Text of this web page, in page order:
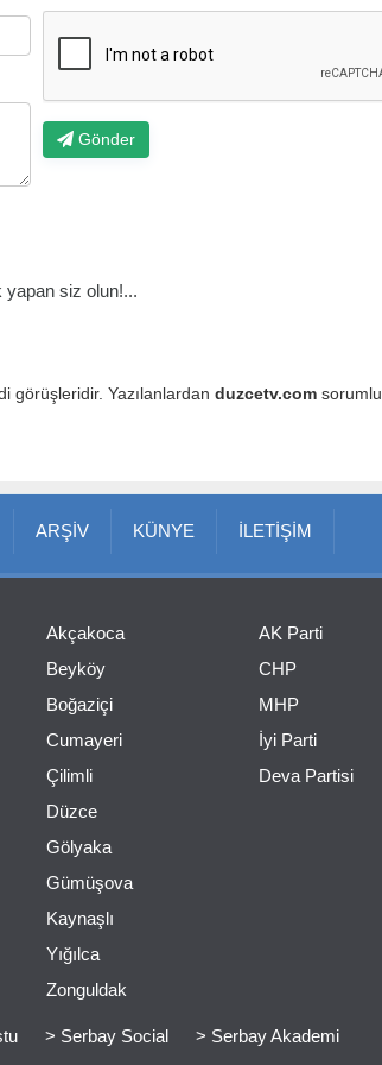
Gönder
yapan siz olun!...
görüşleridir. Yazılanlardan duzcetv.com sorumlu
ARŞİV KÜNYE İLETİŞİM
Akçakoca
Beyköy
Boğaziçi
Cumayeri
Çilimli
Düzce
Gölyaka
Gümüşova
Kaynaşlı
Yığılca
Zonguldak
AK Parti
CHP
MHP
İyi Parti
Deva Partisi
> Serbay Social > Serbay Akademi